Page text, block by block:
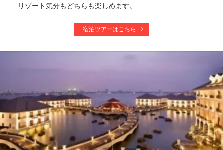
リゾート気分もどちらも楽しめます。
宿泊ツアーはこちら